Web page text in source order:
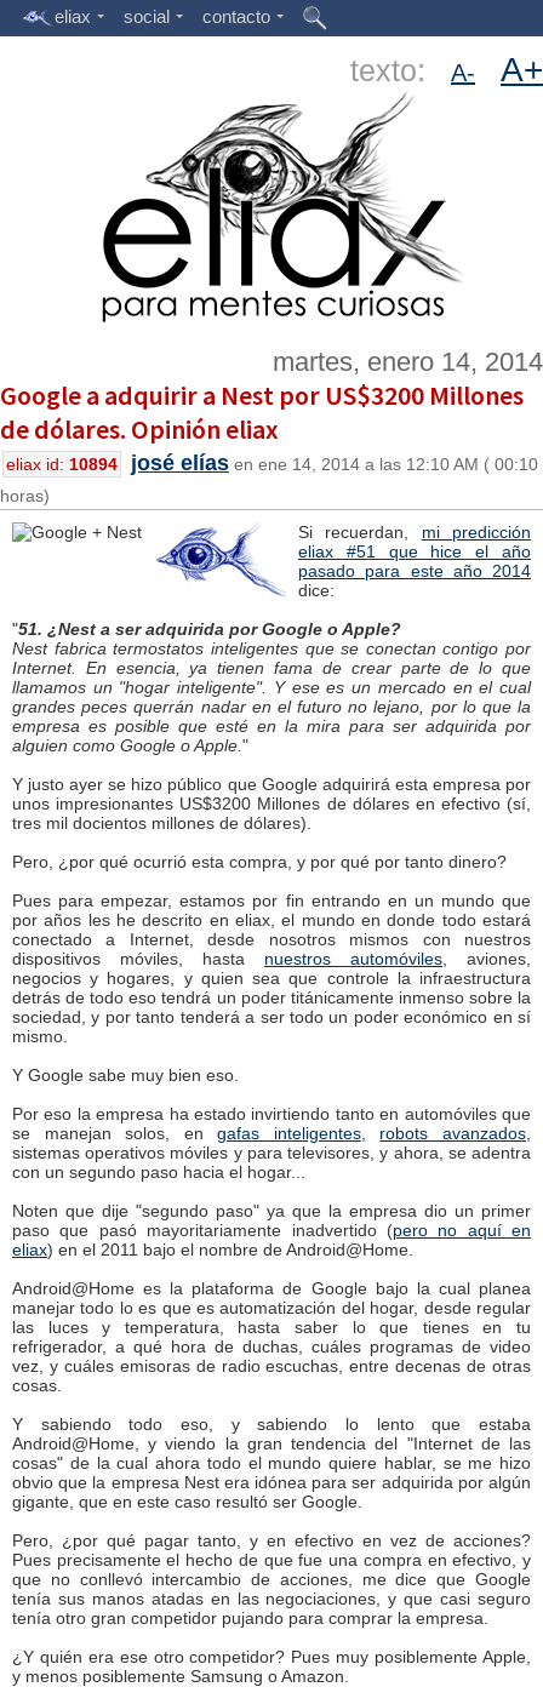
eliax social contacto
texto: A- A+
martes, enero 14, 2014
Google a adquirir a Nest por US$3200 Millones
de dólares. Opinión eliax
eliax id: 10894 josé elías en ene 14, 2014 a las 12:10 AM ( 00:10
horas)
Si recuerdan, mi predicción
eliax #51 que hice el año
pasado para este año 2014
dice:
"51. ¿Nest a ser adquirida por Google o Apple?
Nest fabrica termostatos inteligentes que se conectan contigo por
Internet. En esencia, ya tienen fama de crear parte de lo que
llamamos un "hogar inteligente". Y ese es un mercado en el cual
grandes peces querrán nadar en el futuro no lejano, por lo que la
empresa es posible que esté en la mira para ser adquirida por
alguien como Google o Apple. "
Y justo ayer se hizo público que Google adquirirá esta empresa por
unos impresionantes US$3200 Millones de dólares en efectivo (sí,
tres mil docientos millones de dólares).
Pero, ¿por qué ocurrió esta compra, y por qué por tanto dinero?
Pues para empezar, estamos por fin entrando en un mundo que
por años les he descrito en eliax, el mundo en donde todo estará
conectado a Internet, desde nosotros mismos con nuestros
dispositivos móviles, hasta nuestros automóviles , aviones,
negocios y hogares, y quien sea que controle la infraestructura
detrás de todo eso tendrá un poder titánicamente inmenso sobre la
sociedad, y por tanto tenderá a ser todo un poder económico en sí
mismo.
Y Google sabe muy bien eso.
Por eso la empresa ha estado invirtiendo tanto en automóviles que
se manejan solos, engafas inteligentes, robots avanzados
sistemas operativos móviles y para televisores, y ahora, se adentra
con un segundo paso hacia el hogar...
Noten que dije "segundo paso" ya que la empresa dio un primer
paso que pasó mayoritariamente inadvertido (pero no aquí en
eliax) en el 2011 bajo el nombre de Android@Home.
Android@Home es la plataforma de Google bajo la cual planea
manejar todo lo es que es automatización del hogar, desde regular
las luces y temperatura, hasta saber lo que tienes en tu
refrigerador, a qué hora de duchas, cuáles programas de video
vez, y cuáles emisoras de radio escuchas, entre decenas de otras
cosas.
Y sabiendo todo eso, y sabiendo lo lento que estaba
Android@Home, y viendo la gran tendencia del "Internet de las
cosas" de la cual ahora todo el mundo quiere hablar, se me hizo
obvio que la empresa Nest era idónea para ser adquirida por algún
gigante, que en este caso resultó ser Google.
Pero, ¿por qué pagar tanto, y en efectivo en vez de acciones?
Pues precisamente el hecho de que fue una compra en efectivo, y
que no conllevó intercambio de acciones, me dice que Google
tenía sus manos atadas en las negociaciones, y que casi seguro
tenía otro gran competidor pujando para comprar la empresa.
¿Y quién era ese otro competidor? Pues muy posiblemente Apple,
y menos posiblemente Samsung o Amazon.